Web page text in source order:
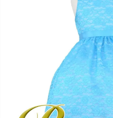
コスチューム
舞台で輝くステージ衣装
Graduation & Entrance
卒業式・入学式
予約・配送・返却・料金
あんしんパック
汚れ・キズ・破損の補償
Buy & Supportご購入・サポート
実店舗 つくば店
茨城県土浦市大町14-16-1F
10:00–18:00（完全予約制）
月曜日
店舗を予約する →